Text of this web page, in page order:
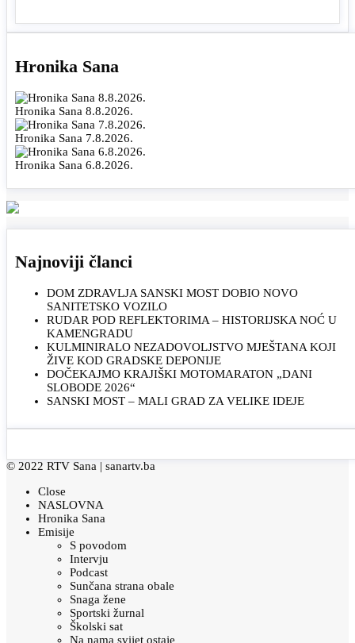
Hronika Sana
Hronika Sana 8.8.2026.
Hronika Sana 7.8.2026.
Hronika Sana 6.8.2026.
Najnoviji članci
DOM ZDRAVLJA SANSKI MOST DOBIO NOVO
SANITETSKO VOZILO
RUDAR POD REFLEKTORIMA – HISTORIJSKA NOĆ U
KAMENGRADU
KULMINIRALO NEZADOVOLJSTVO MJEŠTANA KOJI
ŽIVE KOD GRADSKE DEPONIJE
DOČEKAJMO KRAJIŠKI MOTOMARATON „DANI
SLOBODE 2026“
SANSKI MOST – MALI GRAD ZA VELIKE IDEJE
© 2022 RTV Sana | sanartv.ba
Close
NASLOVNA
Hronika Sana
Emisije
S povodom
Intervju
Podcast
Sunčana strana obale
Snaga žene
Sportski žurnal
Školski sat
Na nama svijet ostaje